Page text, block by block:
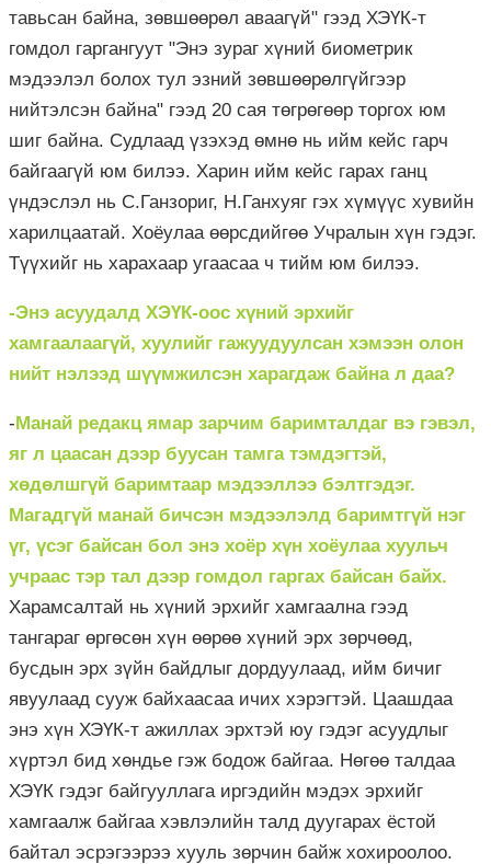
тавьсан байна, зөвшөөрөл аваагүй" гээд ХЭҮК-т
гомдол гаргангуут "Энэ зураг хүний биометрик
мэдээлэл болох тул эзний зөвшөөрөлгүйгээр
нийтэлсэн байна" гээд 20 сая төгрөгөөр торгох юм
шиг байна. Судлаад үзэхэд өмнө нь ийм кейс гарч
байгаагүй юм билээ. Харин ийм кейс гарах ганц
үндэслэл нь С.Ганзориг, Н.Ганхуяг гэх хүмүүс хувийн
харилцаатай. Хоёулаа өөрсдийгөө Учралын хүн гэдэг.
Түүхийг нь харахаар угаасаа ч тийм юм билээ.
-Энэ асуудалд ХЭҮК-оос хүний эрхийг
хамгаалаагүй, хуулийг гажуудуулсан хэмээн олон
нийт нэлээд шүүмжилсэн харагдаж байна л даа?
-Манай редакц ямар зарчим баримталдаг вэ гэвэл,
яг л цаасан дээр буусан тамга тэмдэгтэй,
хөдөлшгүй баримтаар мэдээллээ бэлтгэдэг.
Магадгүй манай бичсэн мэдээлэлд баримтгүй нэг
үг, үсэг байсан бол энэ хоёр хүн хоёулаа хуульч
учраас тэр тал дээр гомдол гаргах байсан байх.
Харамсалтай нь хүний эрхийг хамгаална гээд
тангараг өргөсөн хүн өөрөө хүний эрх зөрчөөд,
бусдын эрх зүйн байдлыг дордуулаад, ийм бичиг
явуулаад сууж байхаасаа ичих хэрэгтэй. Цаашдаа
энэ хүн ХЭҮК-т ажиллах эрхтэй юу гэдэг асуудлыг
хүртэл бид хөндье гэж бодож байгаа. Нөгөө талдаа
ХЭҮК гэдэг байгууллага иргэдийн мэдэх эрхийг
хамгаалж байгаа хэвлэлийн талд дуугарах ёстой
байтал эсрэгээрээ хууль зөрчин байж хохироолоо.